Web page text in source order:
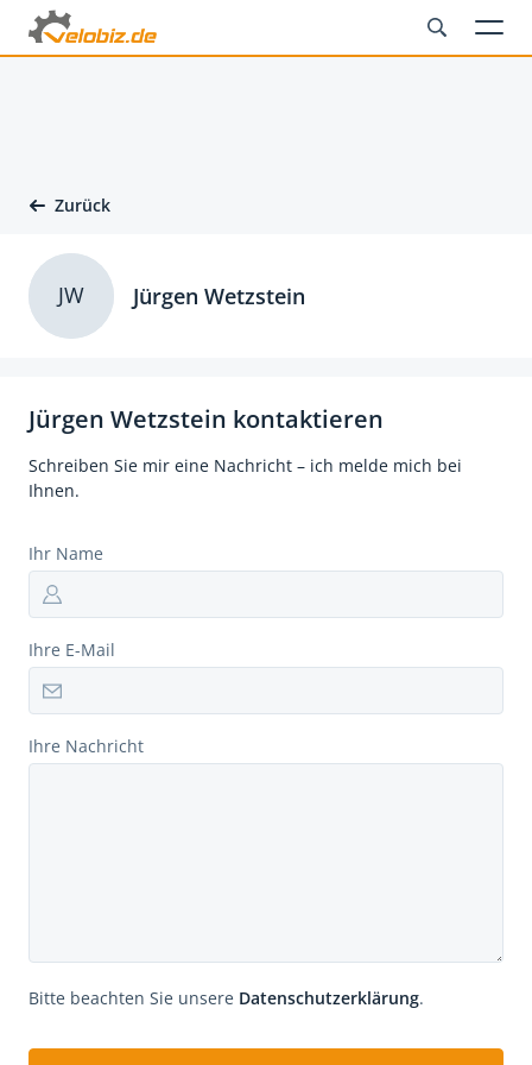
Zurück
Jürgen Wetzstein kontaktieren
Schreiben Sie mir eine Nachricht – ich melde mich bei
Ihnen.
Ihr Name
Ihre E-Mail
Ihre Nachricht
Bitte beachten Sie unsere Datenschutzerklärung.
JW Jürgen Wetzstein